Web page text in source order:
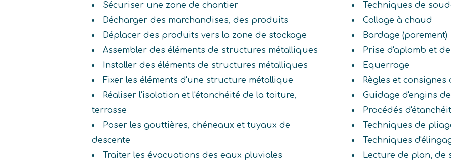
Sécuriser une zone de chantier
Décharger des marchandises, des produits
Déplacer des produits vers la zone de stockage
Assembler des éléments de structures métalliques
Installer des éléments de structures métalliques
Fixer les éléments d'une structure métallique
Réaliser l'isolation et l'étanchéité de la toiture,
terrasse
Poser les gouttières, chéneaux et tuyaux de
descente
Traiter les évacuations des eaux pluviales
Techniques de
Collage à chaud
Bardage (parement)
Prise d'aplomb et
Equerrage
Règles et consignes
Guidage d'engins
Procédés
Techniques de
Techniques
Lecture de plan, de